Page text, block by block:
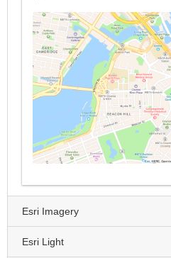
Esri Imagery
Esri Light